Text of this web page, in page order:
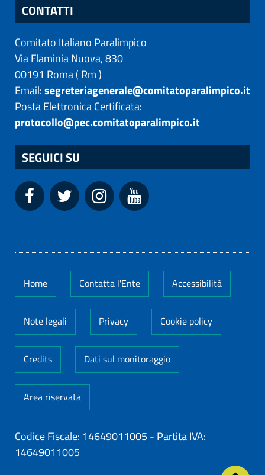
CONTATTI
Comitato Italiano Paralimpico
Via Flaminia Nuova, 830
00191 Roma( Rm)
Email:segreteriagenerale@comitatoparalimpico.it
Posta Elettronica Certificata:
protocollo@pec.comitatoparalimpico.it
SEGUICI SU
Home Contatta l'Ente Accessibilità
Note legali Privacy Cookie policy
Credits Dati sul monitoraggio
Area riservata
Codice Fiscale: 14649011005 - Partita IVA:
14649011005